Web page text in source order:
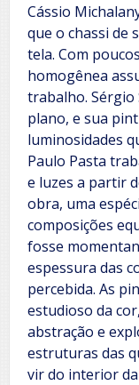
Cássio
que o chassi de
tela. Com
homogênea
trabalho. Sérgio
plano, e sua
luminosidades
Paulo Pasta
e luzes a partir
obra, uma
composições
fosse
espessura das
percebida. As
estudioso da
abstração e
estruturas das
vir do interior